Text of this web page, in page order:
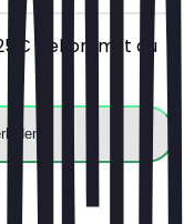
bekommst du